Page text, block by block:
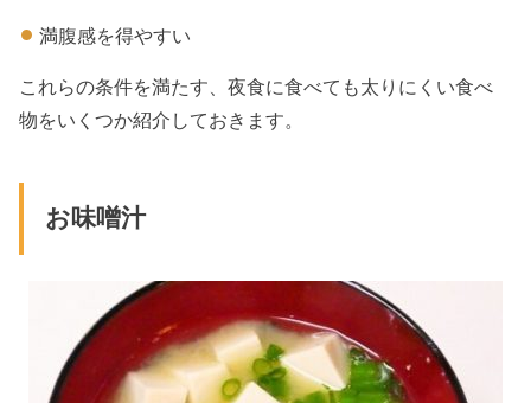
満腹感を得やすい
これらの条件を満たす、夜食に食べても太りにくい食べ
物をいくつか紹介しておきます。
お味噌汁